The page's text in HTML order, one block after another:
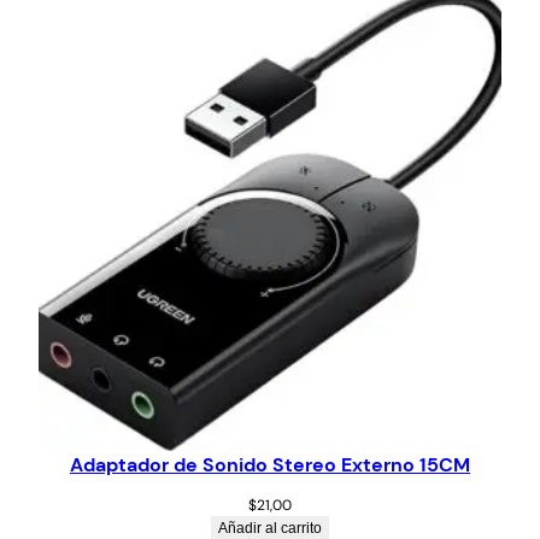
Adaptador de Sonido Stereo Externo 15CM
$21,00
Añadir al carrito